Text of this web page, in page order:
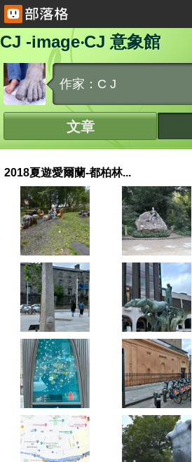
CJ -image‧CJ 意象館
作家：C J
文章
2018夏遊愛爾蘭-都柏林...